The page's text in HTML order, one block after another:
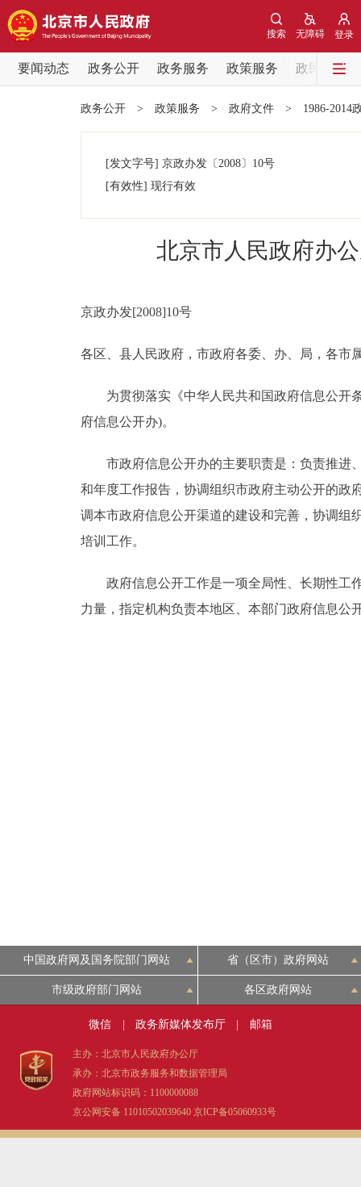
登录
无障碍
搜索
要闻动态 政务公开 政务服务 政策服务
政民互动
党中央精神
市领导
政策兑现
决策公开
个人服务
中介服务
DEUTSCH
ESPAÑOL
ITALIANO
政务公开 > 政策服务 > 政府文件 > 1986-2014
[发文字号] 京政办发 〔2008〕 10号
[有效性] 现行有效
北京市人民政府办
京政办发[2008]10号
各区、县人民政府，市政府各委、办、局，各市
为贯彻落实《中华人民共和国政府信息公开条
府信息公开办)。
市政府信息公开办的主要职责是：负责推进、
和年度工作报告，协调组织市政府主动公开的政
调本市政府信息公开渠道的建设和完善，协调组
培训工作。
政府信息公开工作是一项全局性、长期性工作
力量，指定机构负责本地区、本部门政府信息公
中国政府网及国务院部门网站 省（区市）政府网站
市级政府部门网站 各区政府网站
微信 政务新媒体发布厅 邮箱
主办：北京市人民政府办公厅
承办：北京市政务服务和数据管理局
政府网站标识码：1100000088
京公网安备 11010502039640 京ICP备05060933号